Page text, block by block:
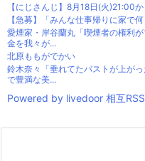
【にじさんじ】8月18日(火)21:00
【急募】「みんな仕事帰りに家で
愛煙家・岸谷蘭丸「喫煙者の権利
金を我々が...
北原ももがでかい
鈴木奈々「垂れてたバストが上が
で豊満な美...
Powered by livedoor 相互RSS